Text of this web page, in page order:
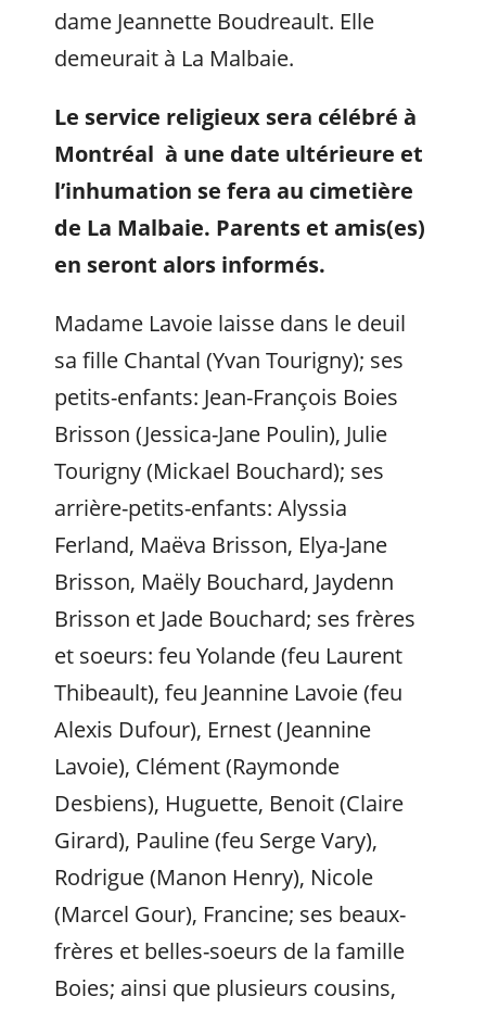
dame Jeannette Boudreault. Elle
demeurait à La Malbaie.
Le service religieux sera célébré à
Montréal à une date ultérieure et
l’inhumation se fera au cimetière
de La Malbaie. Parents et amis(es)
en seront alors informés.
Madame Lavoie laisse dans le deuil
sa fille Chantal (Yvan Tourigny); ses
petits-enfants: Jean-François Boies
Brisson (Jessica-Jane Poulin), Julie
Tourigny (Mickael Bouchard); ses
arrière-petits-enfants: Alyssia
Ferland, Maëva Brisson, Elya-Jane
Brisson, Maëly Bouchard, Jaydenn
Brisson et Jade Bouchard; ses frères
et soeurs: feu Yolande (feu Laurent
Thibeault), feu Jeannine Lavoie (feu
Alexis Dufour), Ernest (Jeannine
Lavoie), Clément (Raymonde
Desbiens), Huguette, Benoit (Claire
Girard), Pauline (feu Serge Vary),
Rodrigue (Manon Henry), Nicole
(Marcel Gour), Francine; ses beaux-
frères et belles-soeurs de la famille
Boies; ainsi que plusieurs cousins,